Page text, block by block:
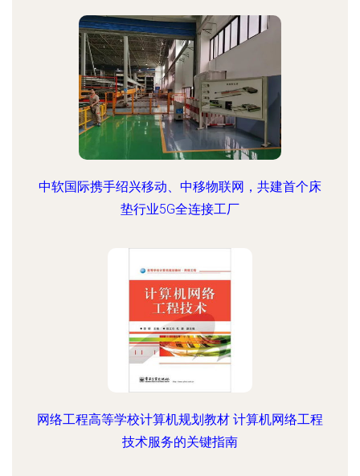
中软国际携手绍兴移动、中移物联网，共建首个床
垫行业5G全连接工厂
网络工程高等学校计算机规划教材 计算机网络工程
技术服务的关键指南